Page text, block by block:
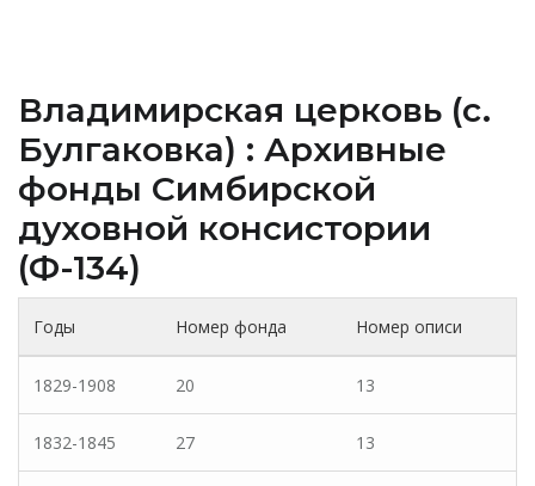
Владимирская церковь (c.
Булгаковка) : Архивные
фонды Cимбирской
духовной консистории
(Ф-134)
Годы Номер фонда Номер описи
1829-1908 20 13
1832-1845 27 13